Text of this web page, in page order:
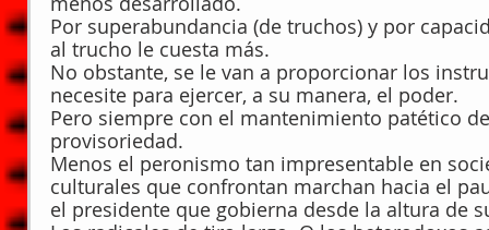
Por superabundancia (de truchos) y por
al trucho le cuesta más.
No obstante, se le van a proporcionar los
necesite para ejercer, a su manera, el poder.
Pero siempre con el mantenimiento patético
provisoriedad.
Menos el peronismo tan impresentable en
culturales que confrontan marchan hacia el
el presidente que gobierna desde la altura de